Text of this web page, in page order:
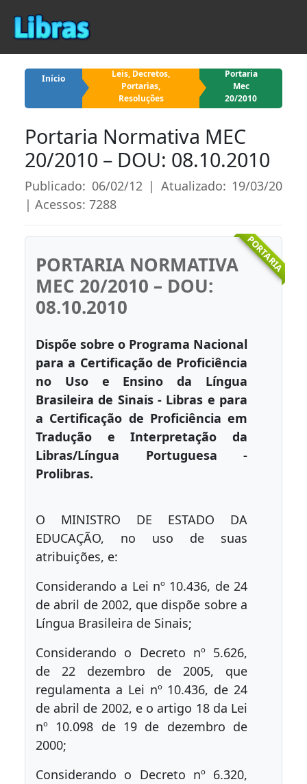
Início
Leis, Decretos,
Portarias,
Resoluções
Portaria
Mec
20/2010
Portaria Normativa MEC
20/2010 – DOU: 08.10.2010
Publicado: 06/02/12 | Atualizado: 19/03/20
| Acessos: 7288
PORTARIA
PORTARIA NORMATIVA
MEC 20/2010 – DOU:
08.10.2010
Dispõe sobre o Programa Nacional
para a Certificação de Proficiência
no Uso e Ensino da Língua
Brasileira de Sinais - Libras e para
a Certificação de Proficiência em
Tradução e Interpretação da
Libras/Língua Portuguesa -
Prolibras.
O MINISTRO DE ESTADO DA
EDUCAÇÃO, no uso de suas
atribuições, e:
Considerando a Lei nº 10.436, de 24
de abril de 2002, que dispõe sobre a
Língua Brasileira de Sinais;
Considerando o Decreto nº 5.626,
de 22 dezembro de 2005, que
regulamenta a Lei nº 10.436, de 24
de abril de 2002, e o artigo 18 da Lei
nº 10.098 de 19 de dezembro de
2000;
Considerando o Decreto nº 6.320,